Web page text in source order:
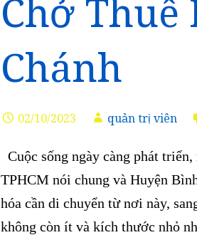
Chở
Chánh
02/10/2023 quản trị viên
Cuộc sống ngày càng phát
TPHCM nói chung và Huyện
hóa cần di chuyển từ nơi này,
không còn ít và kích thước nhỏ